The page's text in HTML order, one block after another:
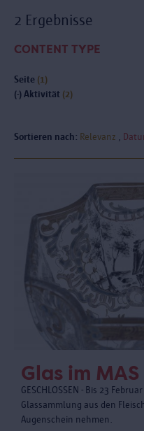
2 Ergebnisse
CONTENT TYPE
Seite (1)
(-) Aktivität (2)
Sortieren nach: Relevanz
Glas im MAS
GESCHLOSSEN - Bis 23
Glassammlung aus den
Augenschein nehmen.